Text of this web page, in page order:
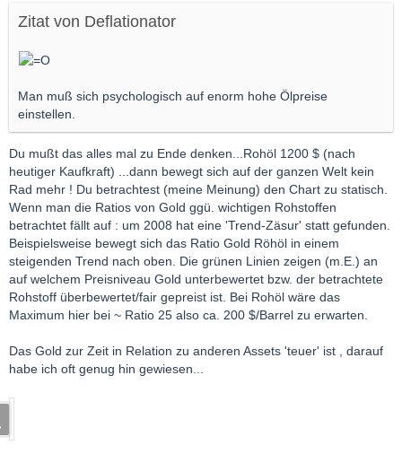
Zitat von Deflationator
Man muß sich psychologisch auf enorm hohe Ölpreise
einstellen.
Du mußt das alles mal zu Ende denken...Rohöl 1200 $ (nach
heutiger Kaufkraft) ...dann bewegt sich auf der ganzen Welt kein
Rad mehr ! Du betrachtest (meine Meinung) den Chart zu statisch.
Wenn man die Ratios von Gold ggü. wichtigen Rohstoffen
betrachtet fällt auf : um 2008 hat eine 'Trend-Zäsur' statt gefunden.
Beispielsweise bewegt sich das Ratio Gold Röhöl in einem
steigenden Trend nach oben. Die grünen Linien zeigen (m.E.) an
auf welchem Preisniveau Gold unterbewertet bzw. der betrachtete
Rohstoff überbewertet/fair gepreist ist. Bei Rohöl wäre das
Maximum hier bei ~ Ratio 25 also ca. 200 $/Barrel zu erwarten.
Das Gold zur Zeit in Relation zu anderen Assets 'teuer' ist , darauf
habe ich oft genug hin gewiesen...